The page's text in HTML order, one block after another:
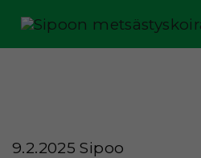
9.2.2025 Sipoo